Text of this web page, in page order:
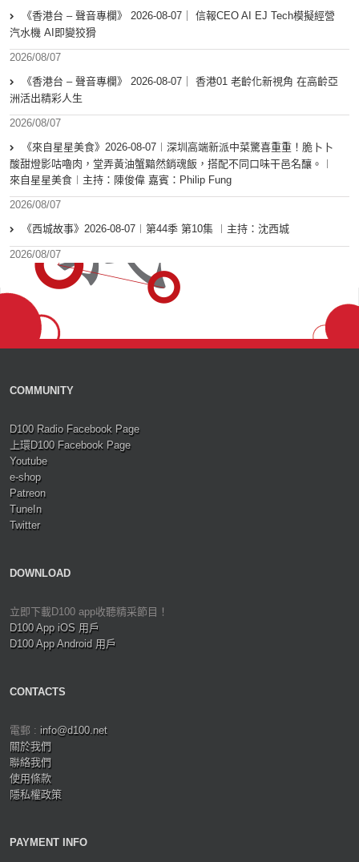
《香港台 – 聲音專欄》 2026-08-07｜ 信報CEO AI EJ Tech模擬經營
汽水機 AI即變狡猾
2026/08/07
《香港台 – 聲音專欄》 2026-08-07｜ 香港01 老齡化新視角 在高齡亞
洲活出精彩人生
2026/08/07
《來自星星美食》2026-08-07︱深圳高端新派中菜驚喜重重！脆卜卜
酸甜燈影咕嚕肉，堂弄黃油蟹黯然銷魂飯，搭配不同口味干邑名釀。︱
來自星星美食︱主持：陳俊偉 嘉賓：Philip Fung
2026/08/07
《西城故事》2026-08-07︱第44季 第10集 ︱主持：沈西城
2026/08/07
COMMUNITY
D100 Radio Facebook Page
上環D100 Facebook Page
Youtube
e-shop
Patreon
TuneIn
Twitter
DOWNLOAD
立即下載D100 app收聽精采節目！
D100 App iOS 用戶
D100 App Android 用戶
CONTACTS
電郵 : info@d100.net
關於我們
聯絡我們
使用條款
隱私權政策
PAYMENT INFO